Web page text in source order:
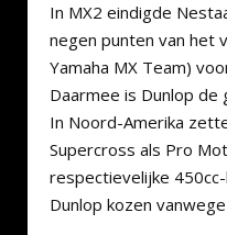
In MX2 eindigde
negen punten van het
Yamaha MX Team)
Daarmee is Dunlop de
In Noord-Amerika
Supercross als Pro
respectievelijke
Dunlop kozen